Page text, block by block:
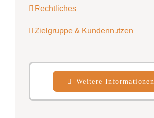
Rechtliches
Zielgruppe & Kundennutzen
Weitere Informationen